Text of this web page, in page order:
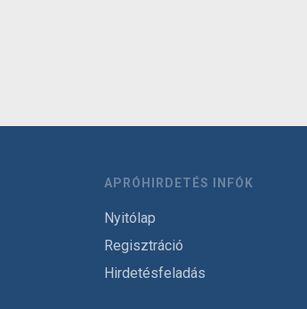
APRÓHIRDETÉS INFÓK
Nyitólap
Regisztráció
Hirdetésfeladás